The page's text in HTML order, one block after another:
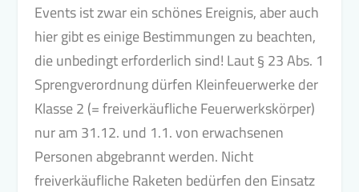
Events ist zwar ein schönes Ereignis, aber auch
hier gibt es einige Bestimmungen zu beachten,
die unbedingt erforderlich sind! Laut § 23 Abs. 1
Sprengverordnung dürfen Kleinfeuerwerke der
Klasse 2 (= freiverkäufliche Feuerwerkskörper)
nur am 31.12. und 1.1. von erwachsenen
Personen abgebrannt werden. Nicht
freiverkäufliche Raketen bedürfen den Einsatz